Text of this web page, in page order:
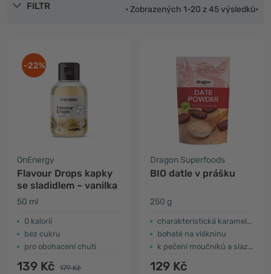
FILTR • Zobrazených 1-20 z 45 výsledků•
-22%
OnEnergy
Flavour Drops kapky
se sladidlem – vanilka
50 ml
0 kalorií
bez cukru
pro obohacení chuti
139 Kč 179 Kč
Dragon Superfoods
BIO datle v prášku
250 g
charakteristická karamelová chuť
bohaté na vlákninu
k pečení moučníků a slazení
129 Kč